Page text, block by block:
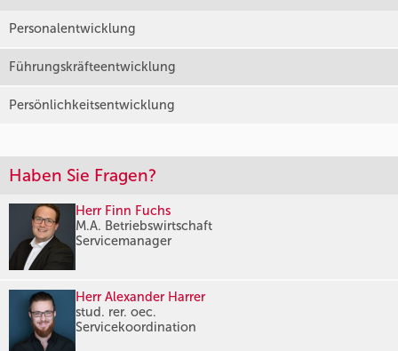
Personalentwicklung
Führungskräfteentwicklung
Persönlichkeitsentwicklung
Haben Sie Fragen?
Herr Finn Fuchs
M.A. Betriebswirtschaft
Servicemanager
Herr Alexander Harrer
stud. rer. oec.
Servicekoordination